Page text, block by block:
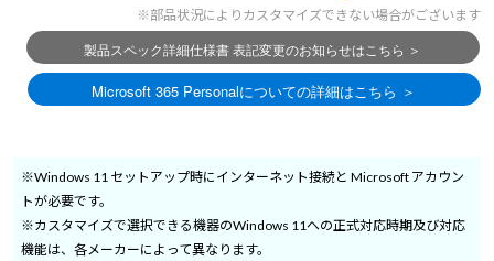
※部品状況によりカスタマイズできない場合がございます
※Windows 11 セットアップ時にインターネット接続と Microsoft アカウン
トが必要です。
※カスタマイズで選択できる機器のWindows 11への正式対応時期及び対応
機能は、各メーカーによって異なります。